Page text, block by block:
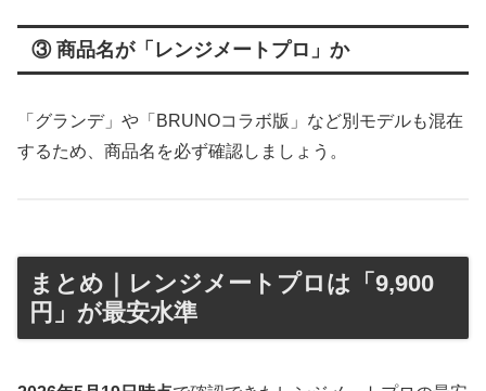
③ 商品名が「レンジメートプロ」か
「グランデ」や「BRUNOコラボ版」など別モデルも混在
するため、商品名を必ず確認しましょう。
まとめ｜レンジメートプロは「9,900
円」が最安水準